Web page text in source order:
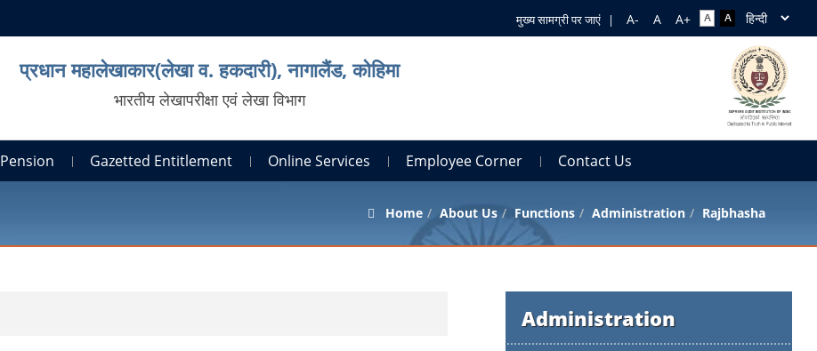
मुख्य सामग्री पर जाएं |
प्रधान महालेखाकार(लेखा व. हकदारी), नागालैंड, कोहिमा
भारतीय लेखापरीक्षा एवं लेखा विभाग
Pension Gazetted Entitlement Online Services Employee Corner Contact Us
Home About Us Functions Administration Rajbhasha
Administration